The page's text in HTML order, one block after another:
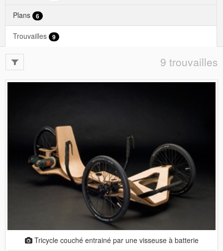
Plans 6
Trouvailles 9
9 trouvailles
Tricycle couché entrainé par une visseuse à batterie